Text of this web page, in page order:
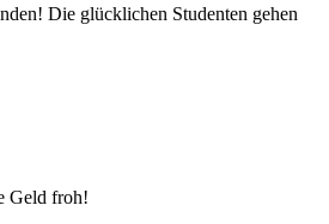
Die glücklichen Studenten gehen
Geld froh!